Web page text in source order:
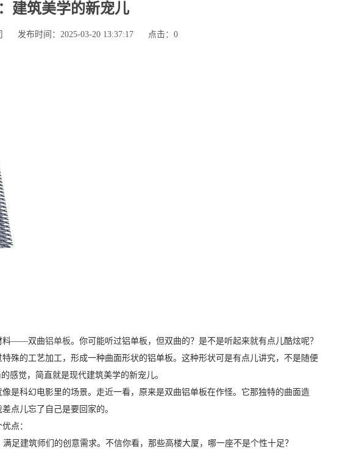
建筑美学的新宠儿
发布时间：2025-03-20 13:37:17 点击： 0
料——双曲铝单板。你可能听过铝单板，但双曲的？是不是听起来就有点儿酷炫呢？
殊的工艺加工，形成一种曲面形状的铝单板。这种形状可是有点儿讲究，不是随便
感觉，简直就是现代建筑美学的新宠儿。
是科幻电影里的场景。走近一看，原来是双曲铝单板在作怪。它那独特的曲面造
点儿忘了自己是要回家的。
点：
足建筑师们的创意需求。不信你看，那些高楼大厦，哪一座不是个性十足？